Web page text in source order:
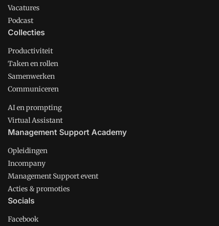
Vacatures
Podcast
Collecties
Productiviteit
Taken en rollen
Samenwerken
Communiceren
AI en prompting
Virtual Assistant
Management Support Academy
Opleidingen
Incompany
Management Support event
Acties & promoties
Socials
Facebook